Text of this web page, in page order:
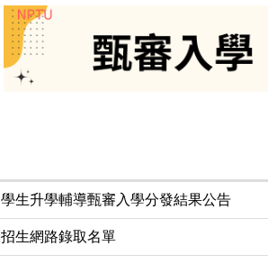
生升學輔導甄審入學分發結果公告
生網路錄取名單